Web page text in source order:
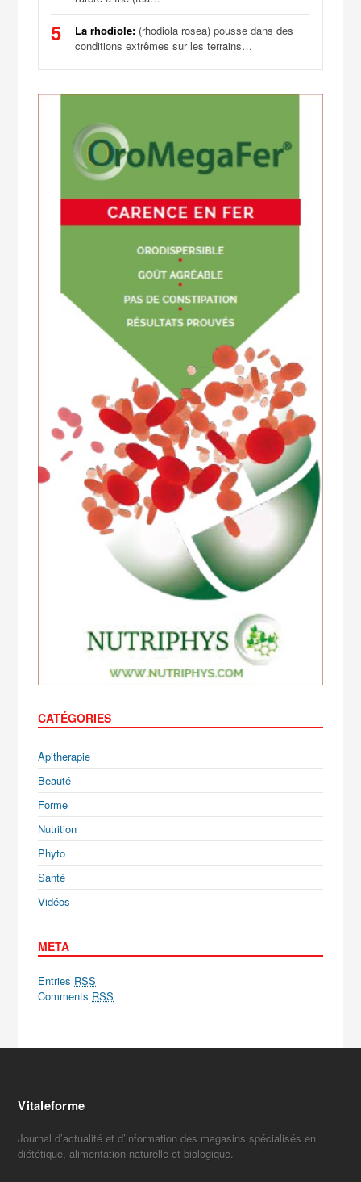
5 La rhodiole: (rhodiola rosea) pousse dans des
conditions extrêmes sur les terrains…
CATÉGORIES
Apitherapie
Beauté
Forme
Nutrition
Phyto
Santé
Vidéos
META
Entries RSS
Comments RSS
Vitaleforme
Journal d’actualité et d’information des magasins spécialisés en
diététique, alimentation naturelle et biologique.